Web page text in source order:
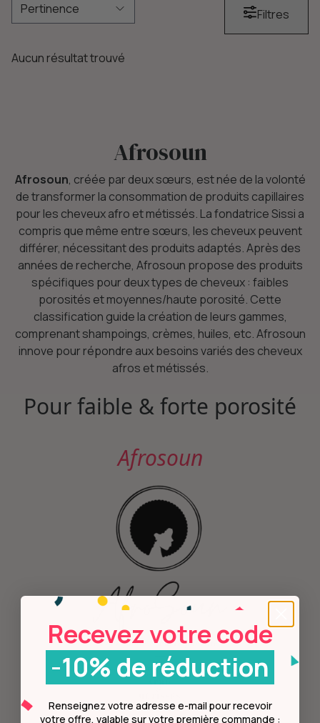
Filtres
Aucun résultat trouvé
Afrosoun
Afrosoun, créée par deux sœurs, est née de la volonté
de transformer la consommation de produits capillaires
pour les cheveux afro et métissés. La fondatrice Sissi a
compris que même entre sœurs, les cheveux peuvent
différer, nécessitant des produits adaptés. Après des
années de recherche, Afrosoun propose des produits
spécifiques pour deux types de cheveux : faibles
porosités et moyennes/haute porosité. Cette
classification guide la création de leurs gammes,
comprenant shampoings, crèmes, huiles, etc. Afrosoun
innove pour répondre aux besoins variés des cheveux
afros et métissés.
Pour faible & forte porosité
Afrosoun
Recevez votre code
-10% de réduction
Renseignez votre adresse e-mail pour recevoir
votre offre, valable sur votre première commande :